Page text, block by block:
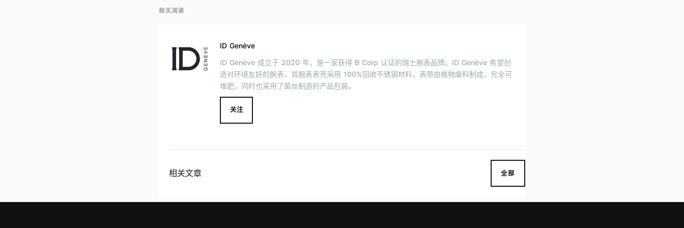
相关阅读
ID Genève
ID Genève 成立于 2020 年，是一家获得 B Corp 认证的瑞士腕表品牌。ID Genève 希望创
造对环境友好的腕表，其腕表表壳采用 100%回收不锈钢材料，表带由植物废料制成，完全可
堆肥，同时也采用了菌丝制造的产品包装。
关注
相关文章 全部